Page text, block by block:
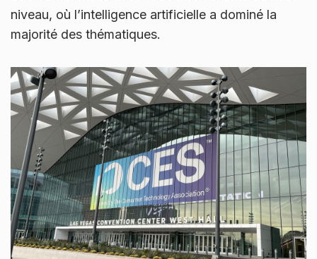
niveau, où l’intelligence artificielle a dominé la
majorité des thématiques.